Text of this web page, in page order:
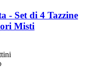
-​ Set di 4 Tazzine
Misti